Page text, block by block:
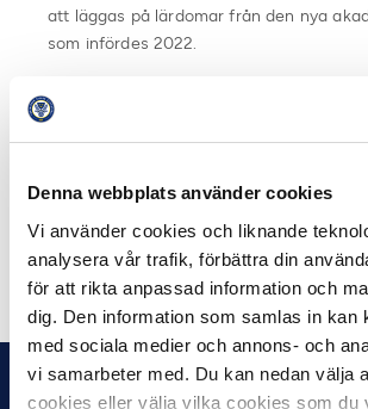
Denna webbplats använder cookies
Vi använder cookies och liknande
analysera vår trafik, förbättra din
för att rikta anpassad information och
dig. Den information som samlas in kan
med sociala medier och annons- och
vi samarbeter med. Du kan nedan välja
cookies eller välja vilka cookies som du
att läggas på lärdomar från den nya
som infördes 2022.
Utbildningen leds av experter från
kommer att presentera ramverk och
internationell klubbkontext.
Dela på Facebook